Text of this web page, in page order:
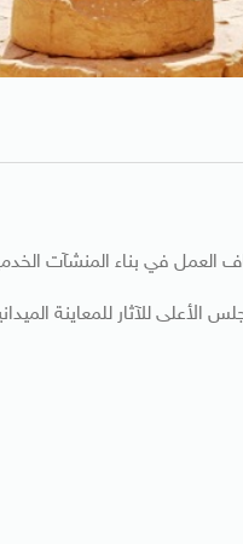
العمل في بناء المنشآت
للآثار للمعاينة